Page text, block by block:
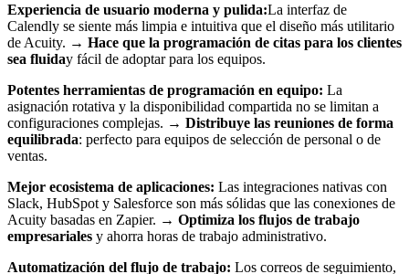
Experiencia de usuario moderna y pulida:La interfaz de
Calendly se siente más limpia e intuitiva que el diseño más utilitario
de Acuity. → Hace que la programación de citas para los clientes
sea fluiday fácil de adoptar para los equipos.
Potentes herramientas de programación en equipo: La
asignación rotativa y la disponibilidad compartida no se limitan a
configuraciones complejas. → Distribuye las reuniones de forma
equilibrada: perfecto para equipos de selección de personal o de
ventas.
Mejor ecosistema de aplicaciones: Las integraciones nativas con
Slack, HubSpot y Salesforce son más sólidas que las conexiones de
Acuity basadas en Zapier. → Optimiza los flujos de trabajo
empresariales y ahorra horas de trabajo administrativo.
Automatización del flujo de trabajo: Los correos de seguimiento,